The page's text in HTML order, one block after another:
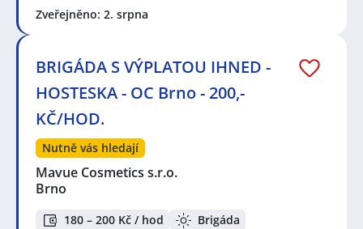
Zveřejněno: 2. srpna
BRIGÁDA S VÝPLATOU IHNED -
HOSTESKA - OC Brno - 200,-
KČ/HOD.
Nutně vás hledají
Mavue Cosmetics s.r.o.
Brno
180 – 200 Kč / hod
Brigáda